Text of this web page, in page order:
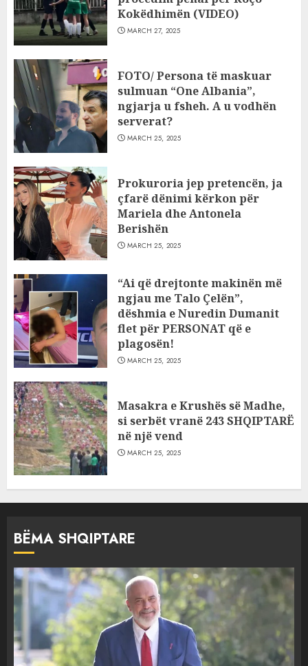
Kokëdhimën (VIDEO)
MARCH 27, 2025
FOTO/ Persona të maskuar
sulmuan “One Albania”,
ngjarja u fsheh. A u vodhën
serverat?
MARCH 25, 2025
Prokuroria jep pretencën, ja
çfarë dënimi kërkon për
Mariela dhe Antonela
Berishën
MARCH 25, 2025
“Ai që drejtonte makinën më
ngjau me Talo Çelën”,
dëshmia e Nuredin Dumanit
flet për PERSONAT që e
plagosën!
MARCH 25, 2025
Masakra e Krushës së Madhe,
si serbët vranë 243 SHQIPTARË
në një vend
MARCH 25, 2025
BËMA SHQIPTARE